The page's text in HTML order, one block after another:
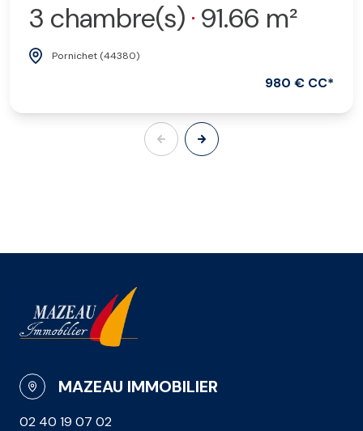
3 chambre(s) 91.66 m²
Pornichet (44380)
980 € CC*
MAZEAU IMMOBILIER
02 40 19 07 02